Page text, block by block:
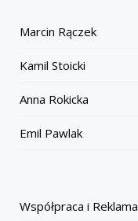
Marcin Rączek
Kamil Stoicki
Anna Rokicka
Emil Pawlak
Współpraca i Reklama